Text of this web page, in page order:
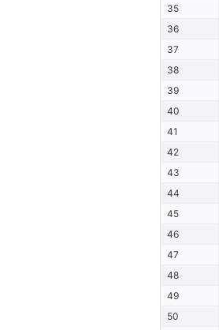
35
36
37
38
39
40
41
42
43
44
45
46
47
48
49
50